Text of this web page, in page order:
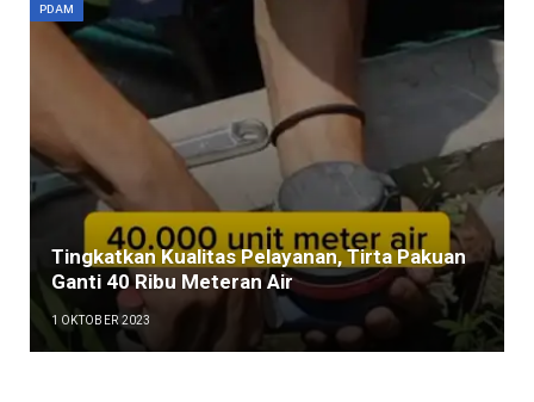
PDAM
Tingkatkan Kualitas Pelayanan, Tirta Pakuan
Ganti 40 Ribu Meteran Air
1 OKTOBER 2023